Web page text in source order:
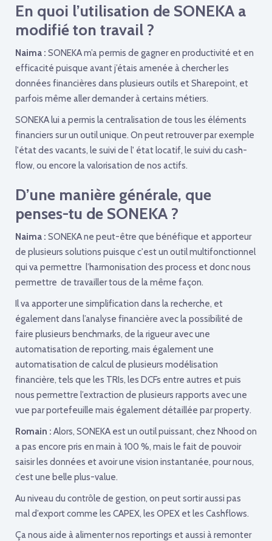
En quoi l’utilisation de SONEKA a
modifié ton travail ?
Naima : SONEKA m’a permis de gagner en productivité et en
efficacité puisque avant j’étais amenée à chercher les
données financières dans plusieurs outils et Sharepoint, et
parfois même aller demander à certains métiers.
SONEKA lui a permis la centralisation de tous les éléments
financiers sur un outil unique. On peut retrouver par exemple
l'état des vacants, le suivi de l' état locatif, le suivi du cash-
flow, ou encore la valorisation de nos actifs.
D’une manière générale, que
penses-tu de SONEKA ?
Naima : SONEKA ne peut-être que bénéfique et apporteur
de plusieurs solutions puisque c'est un outil multifonctionnel
qui va permettre l’harmonisation des process et donc nous
permettre de travailler tous de la même façon.
Il va apporter une simplification dans la recherche, et
également dans l’analyse financière avec la possibilité de
faire plusieurs benchmarks, de la rigueur avec une
automatisation de reporting, mais également une
automatisation de calcul de plusieurs modélisation
financière, tels que les TRIs, les DCFs entre autres et puis
nous permettre l’extraction de plusieurs rapports avec une
vue par portefeuille mais également détaillée par property.
Romain : Alors, SONEKA est un outil puissant, chez Nhood on
a pas encore pris en main à 100 %, mais le fait de pouvoir
saisir les données et avoir une vision instantanée, pour nous,
c’est une belle plus-value.
Au niveau du contrôle de gestion, on peut sortir aussi pas
mal d’export comme les CAPEX, les OPEX et les Cashflows.
Ça nous aide à alimenter nos reportings et aussi à remonter